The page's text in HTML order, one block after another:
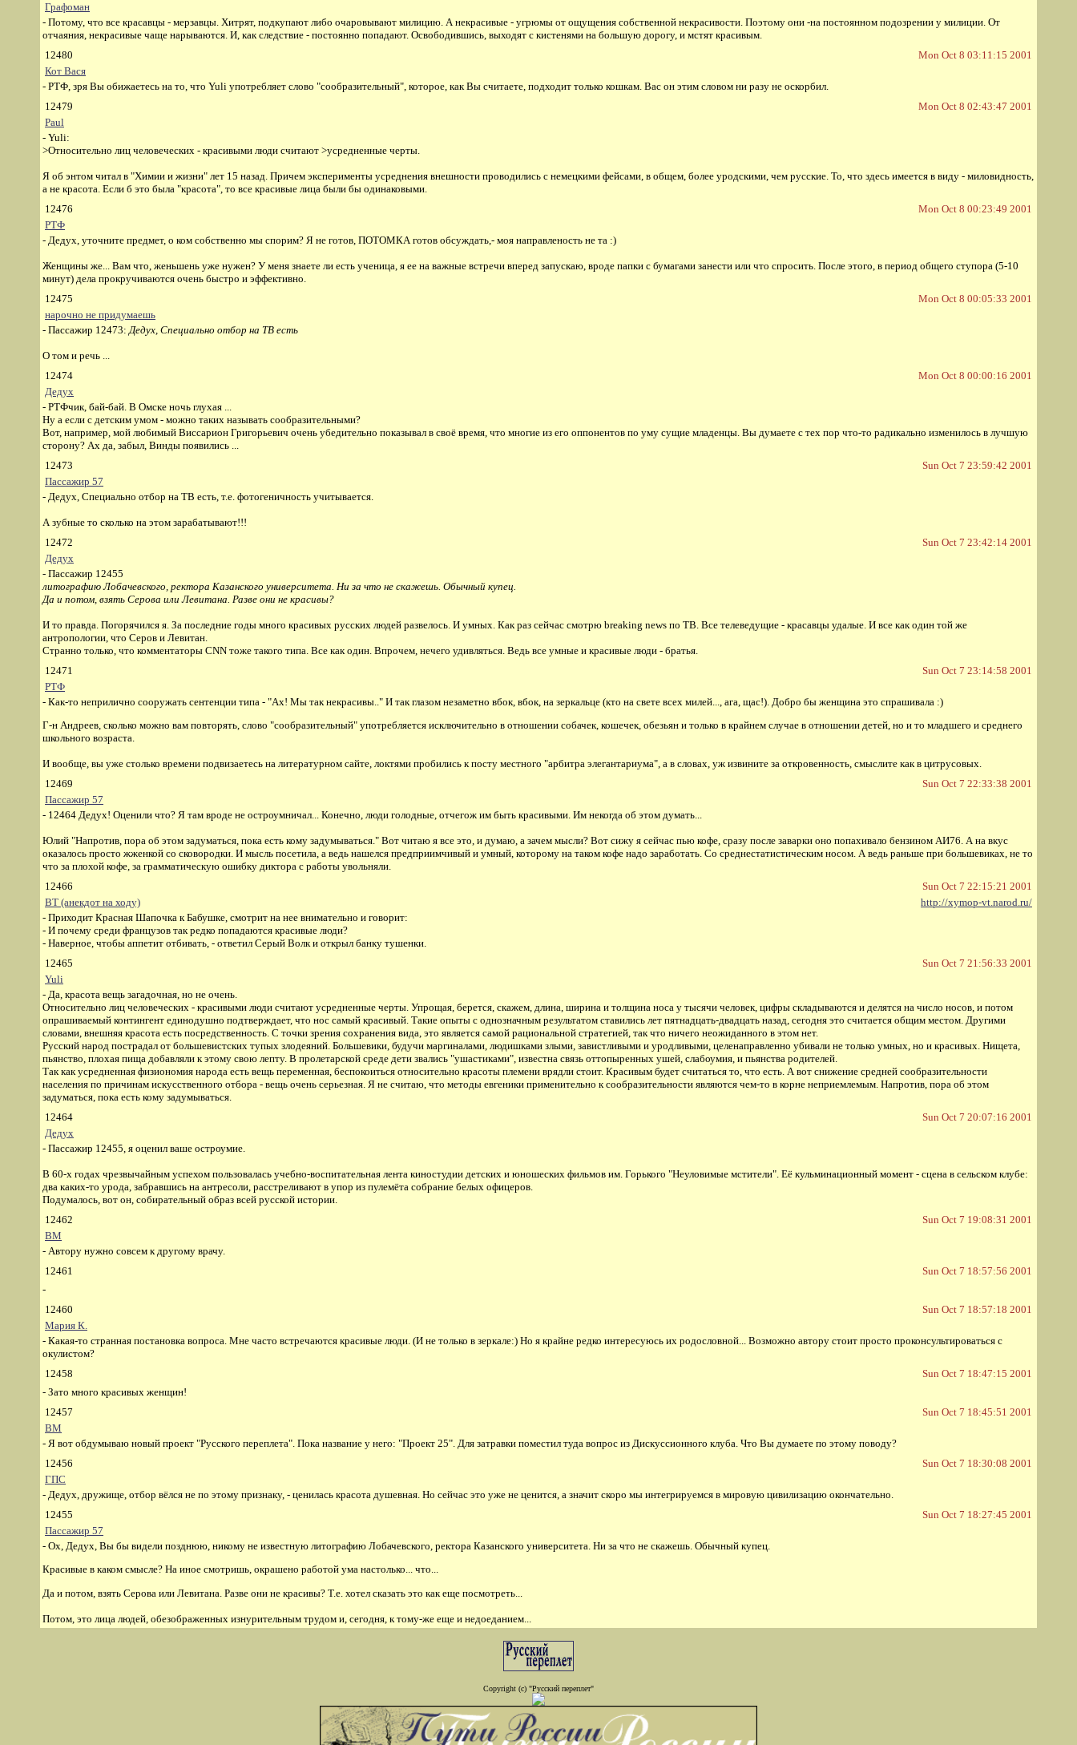
Графоман
- Потому, что все красавцы - мерзавцы. Хитрят, подкупают либо очаровывают милицию. А некрасивые - угрюмы от ощущения собственной некрасивости. Поэтому они -на постоянном подозрении у милиции. От
отчаяния, некрасивые чаще нарываются. И, как следствие - постоянно попадают. Освободившись, выходят с кистенями на большую дорогу, и мстят красивым.
12480
Mon Oct 8 03:11:15 2001
Кот Вася
- РТФ, зря Вы обижаетесь на то, что Yuli употребляет слово "сообразительный", которое, как Вы считаете, подходит только кошкам. Вас он этим словом ни разу не оскорбил.
12479
Mon Oct 8 02:43:47 2001
Paul
- Yuli:
>Относительно лиц человеческих - красивыми люди считают >усредненные черты.
Я об энтом читал в "Химии и жизни" лет 15 назад. Причем эксперименты усреднения внешности проводились с немецкими фейсами, в общем, более уродскими, чем русские. То, что здесь имеется в виду - миловидность,
а не красота. Если б это была "красота", то все красивые лица были бы одинаковыми.
12476
Mon Oct 8 00:23:49 2001
РТФ
- Дедух, уточните предмет, о ком собственно мы спорим? Я не готов, ПОТОМКА готов обсуждать,- моя направленость не та :)
Женщины же... Вам что, женьшень уже нужен? У меня знаете ли есть ученица, я ее на важные встречи вперед запускаю, вроде папки с бумагами занести или что спросить. После этого, в период общего ступора (5-10
минут) дела прокручиваются очень быстро и эффективно.
12475
Mon Oct 8 00:05:33 2001
нарочно не придумаешь
- Пассажир 12473:Дедух, Специально отбор на ТВ есть
О том и речь ...
12474
Mon Oct 8 00:00:16 2001
Дедух
- РТФчик, бай-бай. В Омске ночь глухая ...
Ну а если с детским умом - можно таких называть сообразительными?
Вот, например, мой любимый Виссарион Григорьевич очень убедительно показывал в своё время, что многие из его оппонентов по уму сущие младенцы. Вы думаете с тех пор что-то радикально изменилось в лучшую
сторону? Ах да, забыл, Винды появились ...
12473
Sun Oct 7 23:59:42 2001
Пассажир 57
- Дедух, Специально отбор на ТВ есть, т.е. фотогеничность учитывается.
А зубные то сколько на этом зарабатывают!!!
12472
Sun Oct 7 23:42:14 2001
Дедух
- Пассажир 12455
литографию Лобачевского, ректора Казанского университета. Ни за что не скажешь. Обычный купец.
Да и потом, взять Серова или Левитана. Разве они не красивы?
И то правда. Погорячился я. За последние годы много красивых русских людей развелось. И умных. Как раз сейчас смотрю breaking news по ТВ. Все телеведущие - красавцы удалые. И все как один той же
антропологии, что Серов и Левитан.
Странно только, что комментаторы CNN тоже такого типа. Все как один. Впрочем, нечего удивляться. Ведь все умные и красивые люди - братья.
12471
Sun Oct 7 23:14:58 2001
РТФ
- Как-то неприлично сооружать сентенции типа - "Ах! Мы так некрасивы.." И так глазом незаметно вбок, вбок, на зеркальце (кто на свете всех милей..., ага, щас!). Добро бы женщина это спрашивала :)
Г-н Андреев, сколько можно вам повторять, слово "сообразительный" употребляется исключительно в отношении собачек, кошечек, обезьян и только в крайнем случае в отношении детей, но и то младшего и среднего
школьного возраста.
И вообще, вы уже столько времени подвизаетесь на литературном сайте, локтями пробились к посту местного "арбитра элегантариума", а в словах, уж извините за откровенность, смыслите как в цитрусовых.
12469
Sun Oct 7 22:33:38 2001
Пассажир 57
- 12464 Дедух! Оценили что? Я там вроде не остроумничал... Конечно, люди голодные, отчегож им быть красивыми. Им некогда об этом думать...
Юлий "Напротив, пора об этом задуматься, пока есть кому задумываться." Вот читаю я все это, и думаю, а зачем мысли? Вот сижу я сейчас пью кофе, сразу после заварки оно попахивало бензином AИ76. А на вкус
оказалось просто жженкой со сковородки. И мысль посетила, а ведь нашелся предприимчивый и умный, которому на таком кофе надо заработать. Со среднестатистическим носом. А ведь раньше при большевиках, не то
что за плохой кофе, за грамматическую ошибку диктора с работы увольняли.
12466
Sun Oct 7 22:15:21 2001
ВТ (анекдот на ходу)
http://xymop-vt.narod.ru/
- Приходит Красная Шапочка к Бабушке, смотрит на нее внимательно и говорит:
- И почему среди французов так редко попадаются красивые люди?
- Наверное, чтобы аппетит отбивать, - ответил Серый Волк и открыл банку тушенки.
12465
Sun Oct 7 21:56:33 2001
Yuli
- Да, красота вещь загадочная, но не очень.
Относительно лиц человеческих - красивыми люди считают усредненные черты. Упрощая, берется, скажем, длина, ширина и толщина носа у тысячи человек, цифры складываются и делятся на число носов, и потом
опрашиваемый контингент единодушно подтверждает, что нос самый красивый. Такие опыты с однозначным результатом ставились лет пятнадцать-двадцать назад, сегодня это считается общим местом. Другими
словами, внешняя красота есть посредственность. С точки зрения сохранения вида, это является самой рациональной стратегией, так что ничего неожиданного в этом нет.
Русский народ пострадал от большевистских тупых злодеяний. Большевики, будучи маргиналами, людишками злыми, завистливыми и уродливыми, целенаправленно убивали не только умных, но и красивых. Нищета,
пьянство, плохая пища добавляли к этому свою лепту. В пролетарской среде дети звались "ушастиками", известна связь оттопыренных ушей, слабоумия, и пьянства родителей.
Так как усредненная физиономия народа есть вещь переменная, беспокоиться относительно красоты племени врядли стоит. Красивым будет считаться то, что есть. А вот снижение средней сообразительности
населения по причинам искусственного отбора - вещь очень серьезная. Я не считаю, что методы евгеники применительно к сообразительности являются чем-то в корне неприемлемым. Напротив, пора об этом
задуматься, пока есть кому задумываться.
12464
Sun Oct 7 20:07:16 2001
Дедух
- Пассажир 12455, я оценил ваше остроумие.
В 60-х годах чрезвычайным успехом пользовалась учебно-воспитательная лента киностудии детских и юношеских фильмов им. Горького "Неуловимые мстители". Её кульминационный момент - сцена в сельском клубе:
два каких-то урода, забравшись на антресоли, расстреливают в упор из пулемёта собрание белых офицеров.
Подумалось, вот он, собирательный образ всей русской истории.
12462
Sun Oct 7 19:08:31 2001
ВМ
- Автору нужно совсем к другому врачу.
12461
Sun Oct 7 18:57:56 2001
-
12460
Sun Oct 7 18:57:18 2001
Мария К.
- Какая-то странная постановка вопроса. Мне часто встречаются красивые люди. (И не только в зеркале:) Но я крайне редко интересуюсь их родословной... Возможно автору стоит просто проконсультироваться с
окулистом?
12458
Sun Oct 7 18:47:15 2001
- Зато много красивых женщин!
12457
Sun Oct 7 18:45:51 2001
ВМ
- Я вот обдумываю новый проект "Русского переплета". Пока название у него: "Проект 25". Для затравки поместил туда вопрос из Дискуссионного клуба. Что Вы думаете по этому поводу?
12456
Sun Oct 7 18:30:08 2001
ГПС
- Дедух, дружище, отбор вёлся не по этому признаку, - ценилась красота душевная. Но сейчас это уже не ценится, а значит скоро мы интегрируемся в мировую цивилизацию окончательно.
12455
Sun Oct 7 18:27:45 2001
Пассажир 57
- Ох, Дедух, Вы бы видели позднюю, никому не известную литографию Лобачевского, ректора Казанского университета. Ни за что не скажешь. Обычный купец.
Красивые в каком смысле? На иное смотришь, окрашено работой ума настолько... что...
Да и потом, взять Серова или Левитана. Разве они не красивы? Т.е. хотел сказать это как еще посмотреть...
Потом, это лица людей, обезображенных изнурительным трудом и, сегодня, к тому-же еще и недоеданием...
Copyright (c) "Русский переплет"